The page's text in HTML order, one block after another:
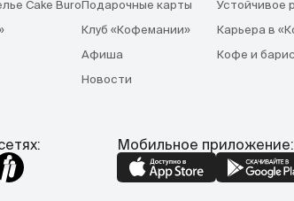
Cake BuroПодарочные карты
Клуб «Кофемании»
Афиша
Новости
Устойчивое
Карьера в
Кофе и
Мобильное приложение: